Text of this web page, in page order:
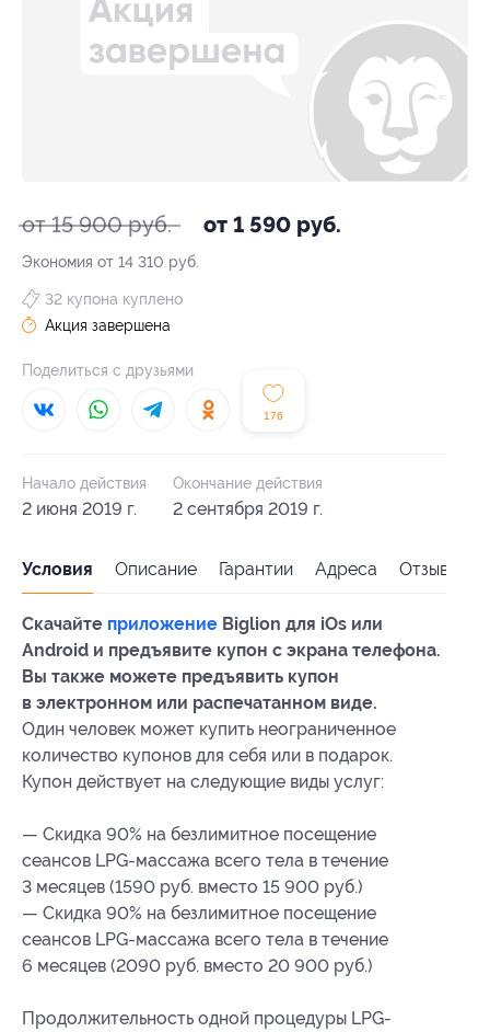
от 15 900 руб. от 1 590 руб.
Экономия от 14 310 руб.
176
32 купона куплено
Акция завершена
Поделиться с друзьями
Начало действия
2 июня 2019 г.
Окончание действия
2 сентября 2019 г.
Условия Описание Гарантии Адреса Отзывы
Скачайте приложение Biglion для iOs или
Android и предъявите купон с экрана телефона.
Вы также можете предъявить купон
в электронном или распечатанном виде.
Один человек может купить неограниченное
количество купонов для себя или в подарок.
Купон действует на следующие виды услуг:
— Скидка 90% на безлимитное посещение
сеансов LPG-массажа всего тела в течение
3 месяцев (1590 руб. вместо 15 900 руб.)
— Скидка 90% на безлимитное посещение
сеансов LPG-массажа всего тела в течение
6 месяцев (2090 руб. вместо 20 900 руб.)
Продолжительность одной процедуры LPG-